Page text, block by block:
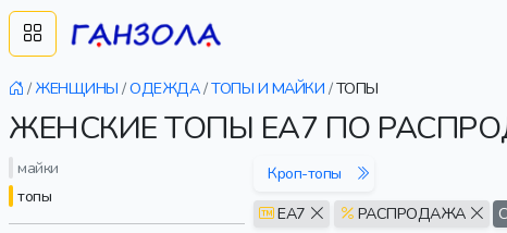
/ ЖЕНЩИНЫ /ОДЕЖДА/ТОПЫ И МАЙКИ /ТОПЫ
ЖЕНСКИЕ ТОПЫ EA7 ПО
майки
топы
Кроп-топы
EA7
РАСПРОДАЖА